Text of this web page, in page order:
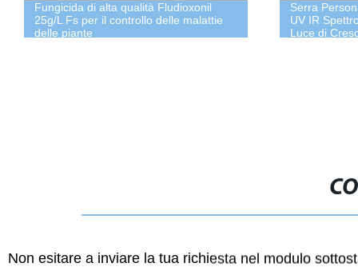
Fungicida di alta qualità Fludioxonil
25g/L Fs per il controllo delle malattie
delle piante
Serra
UV IR
Luce di
Non esitare a inviare la tua richiesta nel modulo